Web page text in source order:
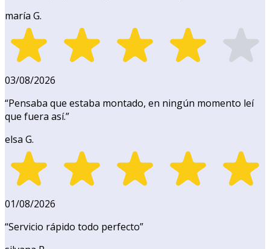
maría G.
03/08/2026
“Pensaba que estaba montado, en ningún momento leí
que fuera así.”
elsa G.
01/08/2026
“Servicio rápido todo perfecto”